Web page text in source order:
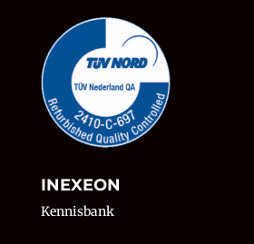
INEXEON
Kennisbank